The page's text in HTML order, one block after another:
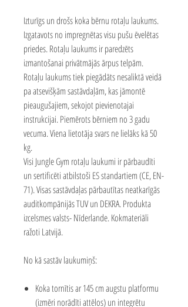
Izturīgs un drošs koka bērnu rotaļu laukums.
Izgatavots no impregnētas visu pušu ēvelētas
priedes. Rotaļu laukums ir paredzēts
izmantošanai privātmājās ārpus telpām.
Rotaļu laukums tiek piegādāts nesaliktā veidā
pa atsevišķām sastāvdaļām, kas jāmontē
pieaugušajiem, sekojot pievienotajai
instrukcijai. Piemērots bērniem no 3 gadu
vecuma. Viena lietotāja svars ne lielāks kā 50
kg.
Visi Jungle Gym rotaļu laukumi ir pārbaudīti
un sertificēti atbilstoši ES standartiem (CE, EN-
71). Visas sastāvdaļas pārbautītas neatkarīgās
auditkompānijās TUV un DEKRA. Produkta
izcelsmes valsts- Nīderlande. Kokmateriāli
ražoti Latvijā.
No kā sastāv laukumiņš:
Koka tornītis ar 145 cm augstu platformu
(izmēri norādīti attēlos) un integrētu